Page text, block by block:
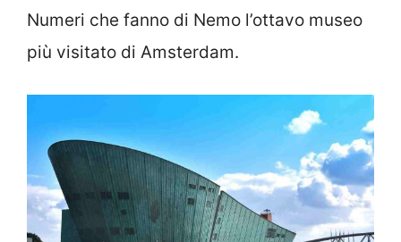
Numeri che fanno di Nemo l’ottavo museo
più visitato di Amsterdam.